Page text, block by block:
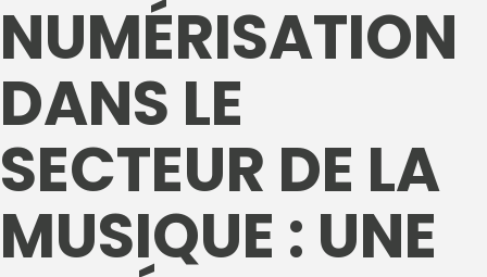
NUMÉRISATION
DANS LE
SECTEUR DE LA
MUSIQUE : UNE